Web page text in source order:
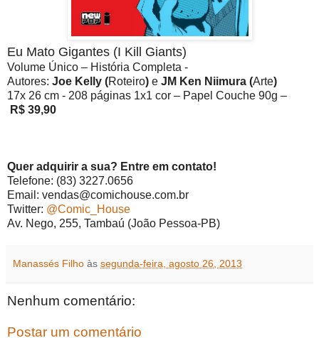
Eu Mato Gigantes (I Kill Giants)
Volume Único – História Completa -
Autores: Joe Kelly (Roteiro) e JM Ken Niimura (Arte)
17x 26 cm - 208 páginas 1x1 cor – Papel Couche 90g –
R$ 39,90
Quer adquirir a sua? Entre em contato!
Telefone: (83) 3227.0656
Email: vendas@comichouse.com.br
Twitter: @Comic_House
Av. Nego, 255, Tambaú (João Pessoa-PB)
Manassés Filho às segunda-feira, agosto 26, 2013
Nenhum comentário:
Postar um comentário